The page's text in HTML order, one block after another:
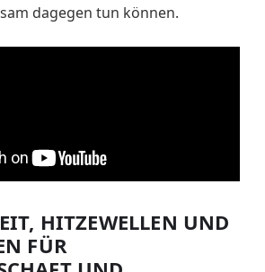
HITZEWELLEN UND
FÜR